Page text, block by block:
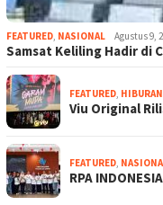
FEATURED NASIONAL Agustus 9,
Samsat Keliling Hadir di
FEATURED HIBURAN
Viu Original
FEATURED
RPA